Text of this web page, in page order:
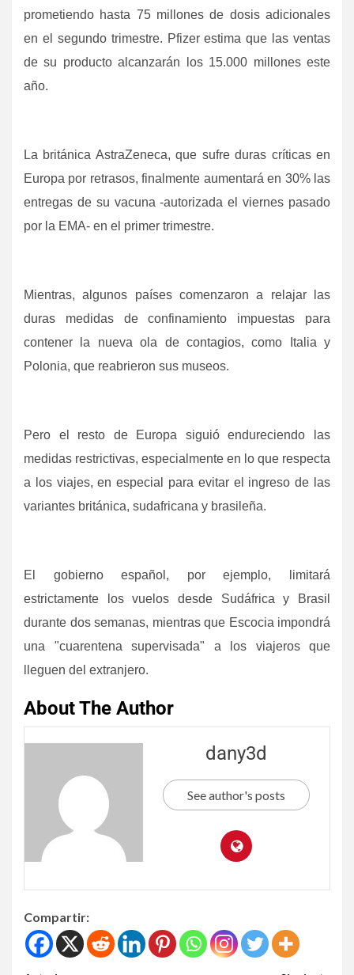
prometiendo hasta 75 millones de dosis adicionales
en el segundo trimestre. Pfizer estima que las ventas
de su producto alcanzarán los 15.000 millones este
año.
La británica AstraZeneca, que sufre duras críticas en
Europa por retrasos, finalmente aumentará en 30% las
entregas de su vacuna -autorizada el viernes pasado
por la EMA- en el primer trimestre.
Mientras, algunos países comenzaron a relajar las
duras medidas de confinamiento impuestas para
contener la nueva ola de contagios, como Italia y
Polonia, que reabrieron sus museos.
Pero el resto de Europa siguió endureciendo las
medidas restrictivas, especialmente en lo que respecta
a los viajes, en especial para evitar el ingreso de las
variantes británica, sudafricana y brasileña.
El gobierno español, por ejemplo, limitará
estrictamente los vuelos desde Sudáfrica y Brasil
durante dos semanas, mientras que Escocia impondrá
una "cuarentena supervisada" a los viajeros que
lleguen del extranjero.
About The Author
dany3d
See author's posts
Compartir: